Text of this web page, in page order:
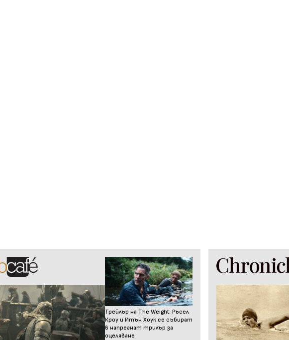
Трейлър на The Weight: Ръсел
Кроу и Итън Хоук се събират
в напрегнат трилър за
оцеляване